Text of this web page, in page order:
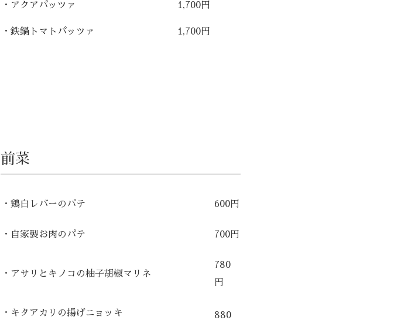
・アクアパッツァ 1,700円
・鉄鍋トマトパッツァ 1,700円
前菜
・鶏白レバーのパテ 600円
・自家製お肉のパテ 700円
・アサリとキノコの柚子胡椒マリネ
780
円
・キタアカリの揚げニョッキ
880